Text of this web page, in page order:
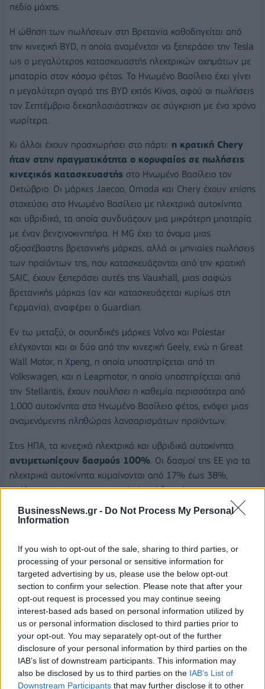
BusinessNews.gr - Do Not Process My Personal
Information
If you wish to opt-out of the sale, sharing to third parties, or
processing of your personal or sensitive information for
targeted advertising by us, please use the below opt-out
section to confirm your selection. Please note that after your
opt-out request is processed you may continue seeing
interest-based ads based on personal information utilized by
us or personal information disclosed to third parties prior to
your opt-out. You may separately opt-out of the further
disclosure of your personal information by third parties on the
IAB’s list of downstream participants. This information may
also be disclosed by us to third parties on the IAB’s List of
Downstream Participants that may further disclose it to other
πεδίο μάχης.
Η ώθηση των πωλήσεων στη Βρετανία καθοδηγείται από
την κινεζική BYD, η οποία αναμένεται να ξεπεράσει την Tesla
ως ο μεγαλύτερος κατασκευαστής ηλεκτρικών οχημάτων με
μπαταρία στον κόσμο φέτος. Το Ηνωμένο Βασίλειο έχει γίνει
η μεγαλύτερη αγορά της BYD εκτός Κίνας, αφού οι πωλήσεις
τον Σεπτέμβριο δεκαπλασιάστηκαν σε σύγκριση με ένα χρόνο
νωρίτερα.
Κι άλλοι έχουν προσχωρήσει στο πάρτι: η κρατική Chery
ήταν στην πραγματικότητα ο κορυφαίος σε πωλήσεις
κινεζικός κατασκευαστής στο Ηνωμένο Βασίλειο τον
Οκτώβριο. Οι μάρκες Jaecoo, Omoda και Chery έχουν επίσης
στοχεύσει στο Ηνωμένο Βασίλειο με ηλεκτρικά αυτοκίνητα
και υβριδικά, τα οποία συνδυάζουν μια μικρότερη μπαταρία
με έναν βενζινοκινητήρα. Η MG έχει το όνομα μιας
αξιοσέβαστης βρετανικής μάρκας, αλλά οι μηνιαίες πωλήσεις
των προϊόντων της, που κατασκευάζονται από την κρατική
SAIC, έχουν ξεπεράσει αυτές της Vauxhall, μιας σαφώς
βρετανικής μάρκας (αν και κατασκευάζεται κυρίως στη
Γερμανία), αναφέρει ο Guardian.
Εν τω μεταξύ, οι σουηδικές μάρκες Volvo και Polestar
ελέγχονται και οι δύο από την κινεζική Geely, ενώ η Great
Wall Motor, η Xpeng, η οποία υποστηρίζεται από τη
Volkswagen, και η Leapmotor, η οποία υποστηρίζεται από
την Stellantis, έχουν πουλήσει η καθεμία περισσότερα από
1.000 αυτοκίνητα στο Ηνωμένο Βασίλειο φέτος, ενόψει μιας
αναμενόμενης πληθώρας λανσαρισμάτων προϊόντων.
Στις ΗΠΑ, τα κινεζικά ηλεκτρικά και υβριδικά αυτοκίνητα
αντιμετωπίζουν δασμούς 100%. Οι δασμοί της ΕΕ για τα
ηλεκτρικά αυτοκίνητα κυμαίνονται από 17% έως 38%,
ανάλογα με τον κατασκευαστή. Αυτοί δεν είναι
απαγορευτικοί και τα υβριδικά δεν περιλαμβάνονται
(δίνοντας ένα αντιφατικό κίνητρο στις κινεζικές
περισσότερη ρύπανση). Η Ιταλία και η Ισπανία έχουν επίσης
αναδειχθεί ως στόχοι για τους Κινέζους πωλητές.
Ωστόσο, το Ηνωμένο Βασίλειο -ένας μεγάλος εισαγωγέας
αυτοκινήτων- έχει αποφύγει την επιβολή νέων δασμών και
η κυβέρνηση επιδιώκει να εισάγει ηλεκτρικά μοντέλα,
προκειμένου να επιτύχει τους στόχους μείωσης του
διοξειδίου του άνθρακα.